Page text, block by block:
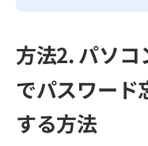
方法2. パソ
でパスワード
する方法